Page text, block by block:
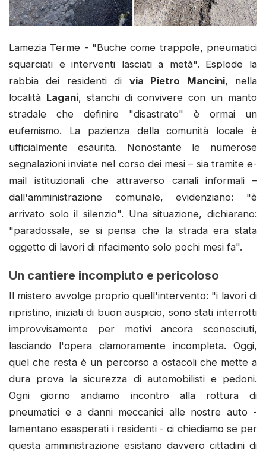
Lamezia Terme - "Buche come trappole, pneumatici
squarciati e interventi lasciati a metà". Esplode la
rabbia dei residenti di via Pietro Mancini, nella
località Lagani, stanchi di convivere con un manto
stradale che definire "disastrato" è ormai un
eufemismo. La pazienza della comunità locale è
ufficialmente esaurita. Nonostante le numerose
segnalazioni inviate nel corso dei mesi – sia tramite e-
mail istituzionali che attraverso canali informali –
dall'amministrazione comunale, evidenziano: "è
arrivato solo il silenzio". Una situazione, dichiarano:
"paradossale, se si pensa che la strada era stata
oggetto di lavori di rifacimento solo pochi mesi fa".
Un cantiere incompiuto e pericoloso
Il mistero avvolge proprio quell'intervento: "i lavori di
ripristino, iniziati di buon auspicio, sono stati interrotti
improvvisamente per motivi ancora sconosciuti,
lasciando l'opera clamoramente incompleta. Oggi,
quel che resta è un percorso a ostacoli che mette a
dura prova la sicurezza di automobilisti e pedoni.
Ogni giorno andiamo incontro alla rottura di
pneumatici e a danni meccanici alle nostre auto -
lamentano esasperati i residenti - ci chiediamo se per
questa amministrazione esistano davvero cittadini di